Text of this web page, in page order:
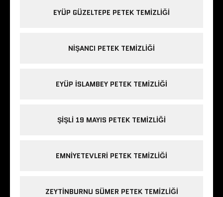
EYÜP GÜZELTEPE PETEK TEMIZLIĞI
NIŞANCI PETEK TEMIZLIĞI
EYÜP ISLAMBEY PETEK TEMIZLIĞI
ŞIŞLI 19 MAYIS PETEK TEMIZLIĞI
EMNIYETEVLERI PETEK TEMIZLIĞI
ZEYTINBURNU SÜMER PETEK TEMIZLIĞI